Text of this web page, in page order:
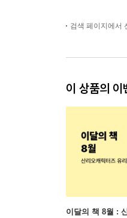
검색 페이지에서
이 상품의 이
이달의 책 8월 :